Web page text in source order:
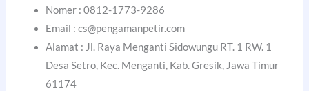
Nomer : 0812-1773-9286
Email : cs@pengamanpetir.com
Alamat : Jl. Raya Menganti Sidowungu RT. 1 RW. 1
Desa Setro, Kec. Menganti, Kab. Gresik, Jawa Timur
61174